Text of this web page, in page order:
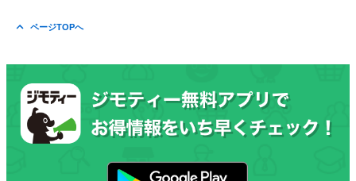
ページTOPへ